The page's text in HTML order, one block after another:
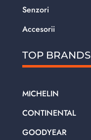
Senzori
Accesorii
TOP BRANDS
MICHELIN
CONTINENTAL
GOODYEAR